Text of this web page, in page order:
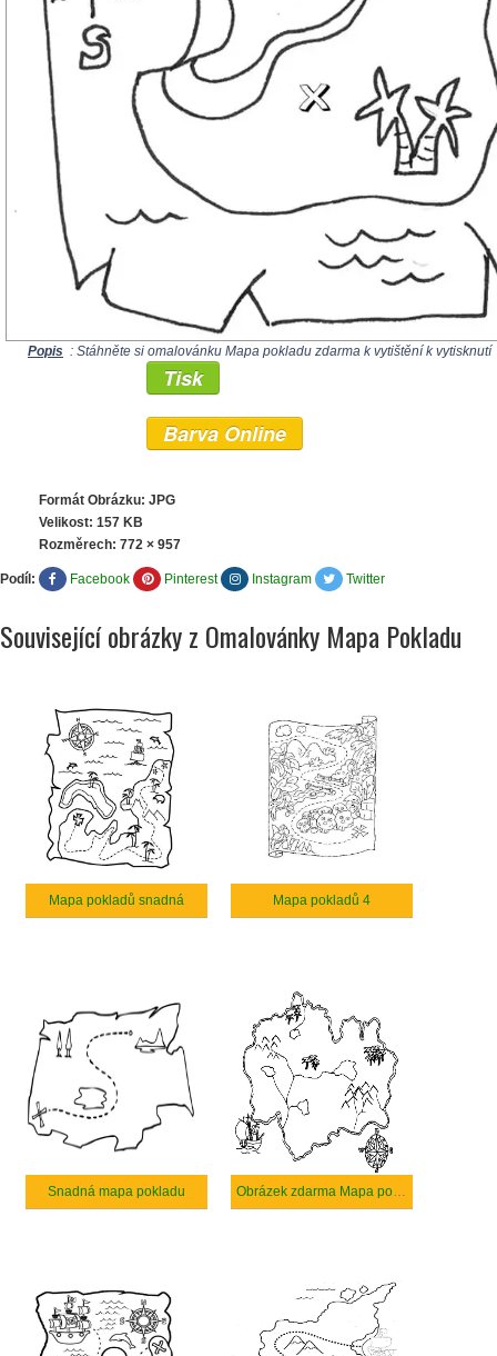
Popis : Stáhněte si omalovánku Mapa pokladu zdarma k vytištění k vytisknutí
Tisk
Barva Online
Formát Obrázku: JPG
Velikost: 157 KB
Rozměrech: 772 × 957
Podíl: Facebook Pinterest Instagram Twitter
Související obrázky z Omalovánky Mapa Pokladu
Mapa pokladů snadná Mapa pokladů 4
Snadná mapa pokladu Obrázek zdarma Mapa pokladů